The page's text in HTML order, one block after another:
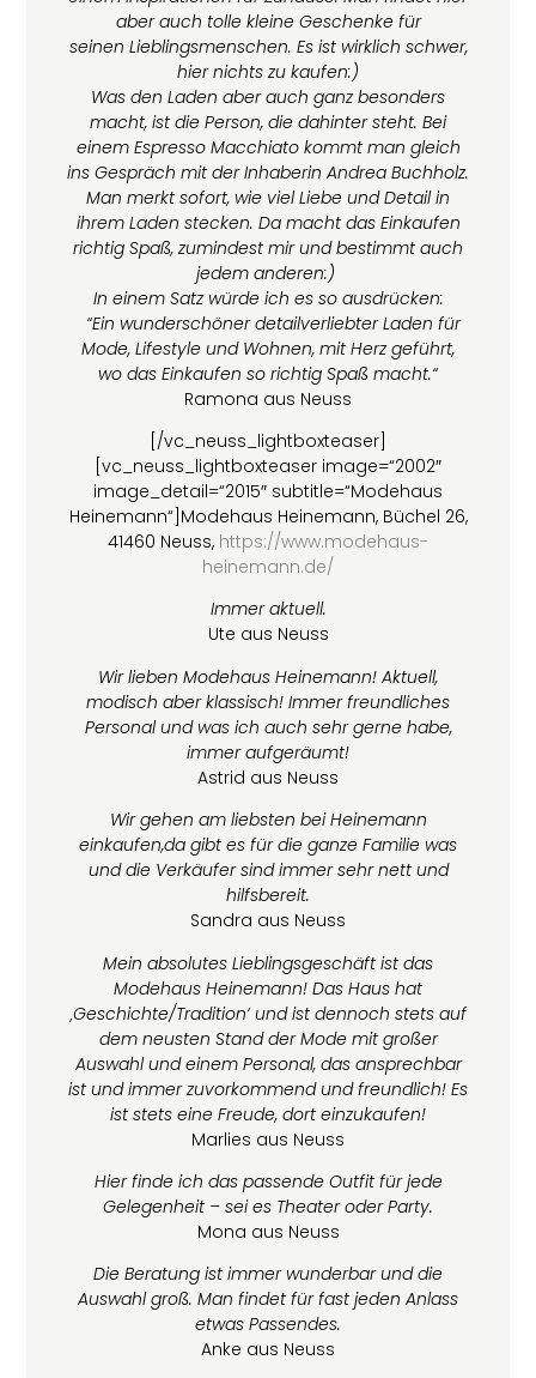
aber auch tolle kleine Geschenke für
seinen Lieblingsmenschen. Es ist wirklich schwer,
hier nichts zu kaufen:)
Was den Laden aber auch ganz besonders
macht, ist die Person, die dahinter steht. Bei
einem Espresso Macchiato kommt man gleich
ins Gespräch mit der Inhaberin Andrea Buchholz.
Man merkt sofort, wie viel Liebe und Detail in
ihrem Laden stecken. Da macht das Einkaufen
richtig Spaß, zumindest mir und bestimmt auch
jedem anderen:)
In einem Satz würde ich es so ausdrücken:
“Ein wunderschöner detailverliebter Laden für
Mode, Lifestyle und Wohnen, mit Herz geführt,
wo das Einkaufen so richtig Spaß macht.“
Ramona aus Neuss
[/vc_neuss_lightboxteaser]
[vc_neuss_lightboxteaser image=“2002″
image_detail=“2015″ subtitle=“Modehaus
Heinemann“]Modehaus Heinemann, Büchel 26,
41460 Neuss, https://www.modehaus-
heinemann.de/
Immer aktuell.
Ute aus Neuss
Wir lieben Modehaus Heinemann! Aktuell,
modisch aber klassisch! Immer freundliches
Personal und was ich auch sehr gerne habe,
immer aufgeräumt!
Astrid aus Neuss
Wir gehen am liebsten bei Heinemann
einkaufen,da gibt es für die ganze Familie was
und die Verkäufer sind immer sehr nett und
hilfsbereit.
Sandra aus Neuss
Mein absolutes Lieblingsgeschäft ist das
Modehaus Heinemann! Das Haus hat
‚Geschichte/Tradition‘ und ist dennoch stets auf
dem neusten Stand der Mode mit großer
Auswahl und einem Personal, das ansprechbar
ist und immer zuvorkommend und freundlich! Es
ist stets eine Freude, dort einzukaufen!
Marlies aus Neuss
Hier finde ich das passende Outfit für jede
Gelegenheit – sei es Theater oder Party.
Mona aus Neuss
Die Beratung ist immer wunderbar und die
Auswahl groß. Man findet für fast jeden Anlass
etwas Passendes.
Anke aus Neuss